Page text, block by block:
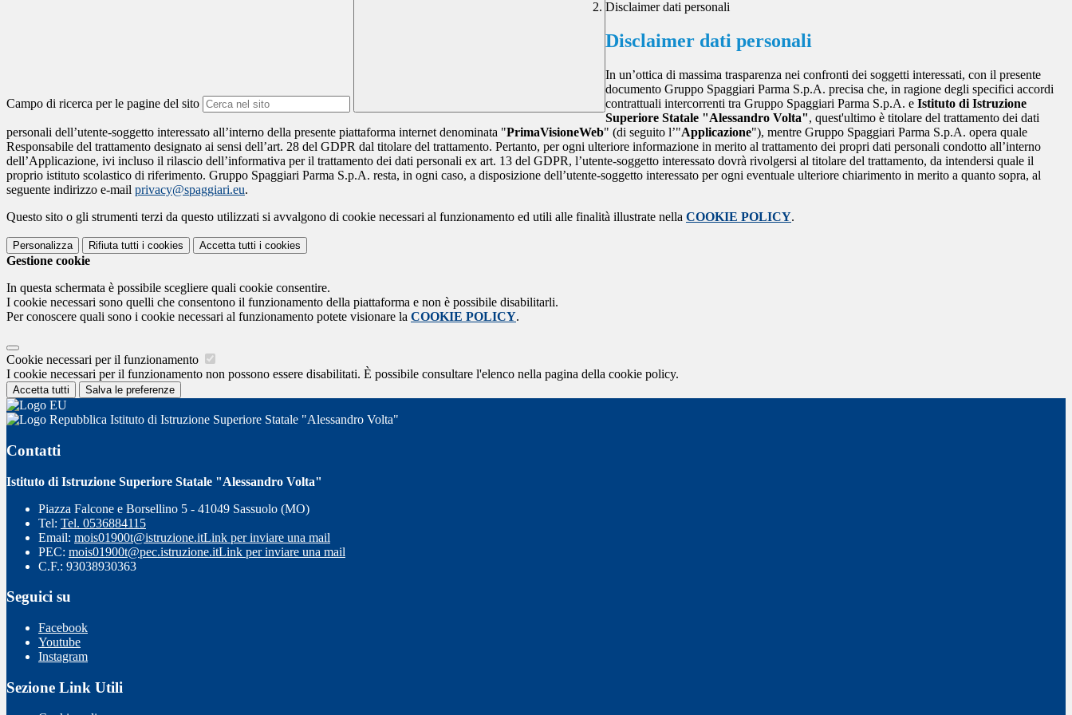
Campo di ricerca per le pagine del sito
Disclaimer dati personali
Disclaimer dati personali
In un’ottica di massima trasparenza nei confronti dei soggetti interessati, con il presente
documento Gruppo Spaggiari Parma S.p.A. precisa che, in ragione degli specifici accordi
contrattuali intercorrenti tra Gruppo Spaggiari Parma S.p.A. e Istituto di Istruzione
Superiore Statale "Alessandro Volta", quest'ultimo è titolare del trattamento dei dati
personali dell’utente-soggetto interessato all’interno della presente piattaforma internet denominata "PrimaVisioneWeb" (di seguito l’"Applicazione"), mentre Gruppo Spaggiari Parma S.p.A. opera quale
Responsabile del trattamento designato ai sensi dell’art. 28 del GDPR dal titolare del trattamento. Pertanto, per ogni ulteriore informazione in merito al trattamento dei propri dati personali condotto all’interno
dell’Applicazione, ivi incluso il rilascio dell’informativa per il trattamento dei dati personali ex art. 13 del GDPR, l’utente-soggetto interessato dovrà rivolgersi al titolare del trattamento, da intendersi quale il
proprio istituto scolastico di riferimento. Gruppo Spaggiari Parma S.p.A. resta, in ogni caso, a disposizione dell’utente-soggetto interessato per ogni eventuale ulteriore chiarimento in merito a quanto sopra, al
seguente indirizzo e-mail privacy@spaggiari.eu.
Questo sito o gli strumenti terzi da questo utilizzati si avvalgono di cookie necessari al funzionamento ed utili alle finalità illustrate nella COOKIE POLICY.
Personalizza Rifiuta tutti i cookies Accetta tutti i cookies
Gestione cookie
In questa schermata è possibile scegliere quali cookie consentire.
I cookie necessari sono quelli che consentono il funzionamento della piattaforma e non è possibile disabilitarli.
Per conoscere quali sono i cookie necessari al funzionamento potete visionare la COOKIE POLICY.
Cookie necessari per il funzionamento
I cookie necessari per il funzionamento non possono essere disabilitati. È possibile consultare l'elenco nella pagina della cookie policy.
Accetta tutti Salva le preferenze
Istituto di Istruzione Superiore Statale "Alessandro Volta"
Contatti
Istituto di Istruzione Superiore Statale "Alessandro Volta"
Piazza Falcone e Borsellino 5 - 41049 Sassuolo (MO)
Tel: Tel. 0536884115
Email: mois01900t@istruzione.itLink per inviare una mail
PEC: mois01900t@pec.istruzione.itLink per inviare una mail
C.F.: 93038930363
Seguici su
Facebook
Youtube
Instagram
Sezione Link Utili